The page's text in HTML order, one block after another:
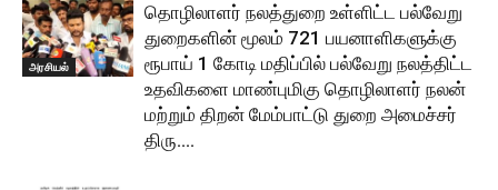
அரசியல்
தொழிலாளர் நலத்துறை உள்ளிட்ட பல்வேறு
துறைகளின் மூலம் 721 பயனாளிகளுக்கு
ரூபாய் 1 கோடி மதிப்பில் பல்வேறு நலத்திட்ட
உதவிகளை மாண்புமிகு தொழிலாளர் நலன்
மற்றும் திறன் மேம்பாட்டு துறை அமைச்சர்
திரு....